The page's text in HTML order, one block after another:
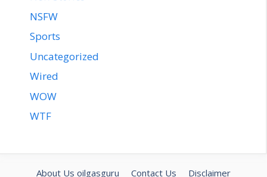
NSFW
Sports
Uncategorized
Wired
WOW
WTF
About Us oilgasguru Contact Us Disclaimer